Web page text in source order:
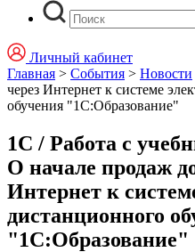
Личный кабинет
Главная > События > Новости
через Интернет к системе
обучения "1С:Образование"
1С / Работа с
О начале продаж
Интернет к
дистанционного
"1С:Образование"